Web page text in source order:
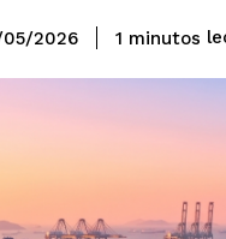
05/2026 1 minutos